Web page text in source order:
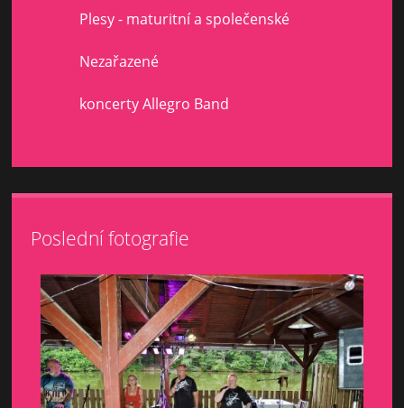
Plesy - maturitní a společenské
Nezařazené
koncerty Allegro Band
Poslední fotografie